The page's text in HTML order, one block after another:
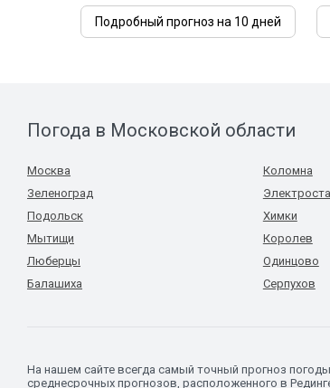
Подробный прогноз на 10 дней
Погода в Московской области
Москва
Зеленоград
Подольск
Мытищи
Люберцы
Балашиха
Коломна
Химки
Королев
Одинцово
Серпухов
На нашем сайте всегда самый точный прогноз
среднесрочных прогнозов, расположенного в